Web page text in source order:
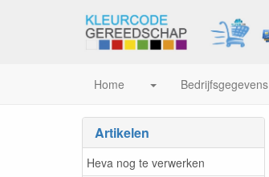
Home Bedrijfsgegevens
Artikelen
Heva nog te verwerken